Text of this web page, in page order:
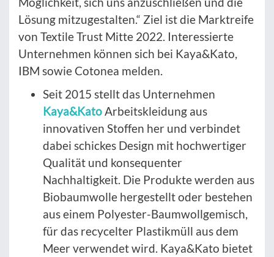
Lösung mitzugestalten.“ Ziel ist die Marktreife
von Textile Trust Mitte 2022. Interessierte
Unternehmen können sich bei Kaya&Kato,
IBM sowie Cotonea melden.
Seit 2015 stellt das Unternehmen
Kaya&KatoArbeitskleidung aus
innovativen Stoffen her und verbindet
dabei schickes Design mit hochwertiger
Qualität und konsequenter
Nachhaltigkeit. Die Produkte werden aus
Biobaumwolle hergestellt oder bestehen
aus einem Polyester-Baumwollgemisch,
für das recycelter Plastikmüll aus dem
Meer verwendet wird. Kaya&Kato bietet